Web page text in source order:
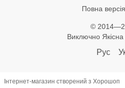
Повна
©
Виключно
Рус
Інтернет-магазин створений з Хорошоп